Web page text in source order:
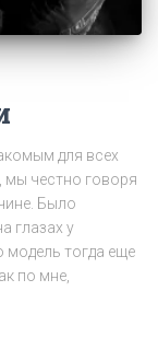
для всех
мы честно говоря
Было
глазах у
модель тогда еще
по мне,